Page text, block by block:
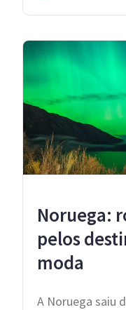
Noruega:
pelos
moda
A Noruega saiu